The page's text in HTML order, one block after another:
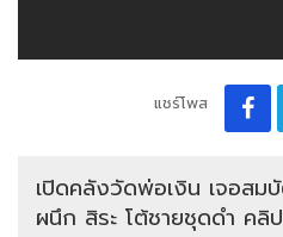
แชร์โพส
เปิดคลังวัดพ่อเงิน เจอส
ผนึก สิระ โต้ชายชุดดำ คลิ